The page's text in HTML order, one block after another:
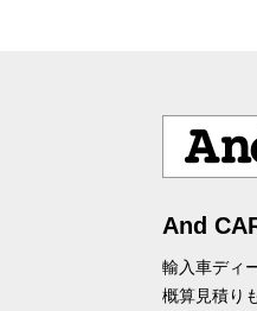
And
輸入車ディ
概算見積り